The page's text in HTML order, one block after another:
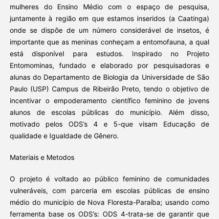
mulheres do Ensino Médio com o espaço de pesquisa,
juntamente à região em que estamos inseridos (a Caatinga)
onde se dispõe de um número considerável de insetos, é
importante que as meninas conheçam a entomofauna, a qual
está disponível para estudos. Inspirado no Projeto
Entomominas, fundado e elaborado por pesquisadoras e
alunas do Departamento de Biologia da Universidade de São
Paulo (USP) Campus de Ribeirão Preto, tendo o objetivo de
incentivar o empoderamento científico feminino de jovens
alunos de escolas públicas do município. Além disso,
motivado pelos ODS’s 4 e 5-que visam Educação de
qualidade e Igualdade de Gênero.
Materiais e Metodos
O projeto é voltado ao público feminino de comunidades
vulneráveis, com parceria em escolas públicas de ensino
médio do município de Nova Floresta-Paraíba; usando como
ferramenta base os ODS’s: ODS 4-trata-se de garantir que